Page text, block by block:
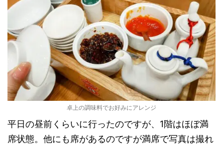
卓上の調味料でお好みにアレンジ
平日の昼前くらいに行ったのですが、1階はほぼ満
席状態。他にも席があるのですが満席で写真は撮れ